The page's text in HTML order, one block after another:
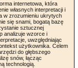
internetowa, która
własnych interpretacji i
w zrozumieniu ukrytych
się snami, bogatą bazę
sztucznej
analizuje wzorce i
uwzględniając
użytkownika. Celem
do głębszego
snów, łącząc
technologią.